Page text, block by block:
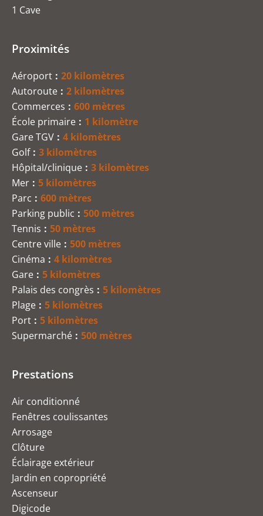
1 Cave
Proximités
Aéroport
20 kilomètres
Autoroute
2 kilomètres
Commerces
600 mètres
École primaire
1 kilomètre
Gare TGV
4 kilomètres
Golf
3 kilomètres
Hôpital/clinique
3 kilomètres
Mer
5 kilomètres
Parc
600 mètres
Parking public
500 mètres
Tennis
50 mètres
Centre ville
500 mètres
Cinéma
4 kilomètres
Gare
5 kilomètres
Palais des congrès
5 kilomètres
Plage
5 kilomètres
Port
5 kilomètres
Supermarché
500 mètres
Prestations
Air conditionné
Fenêtres coulissantes
Arrosage
Clôture
Éclairage extérieur
Jardin en copropriété
Ascenseur
Digicode